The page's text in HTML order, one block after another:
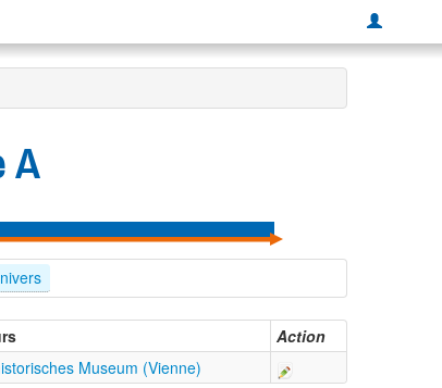
A
Action
Museum (Vienne)